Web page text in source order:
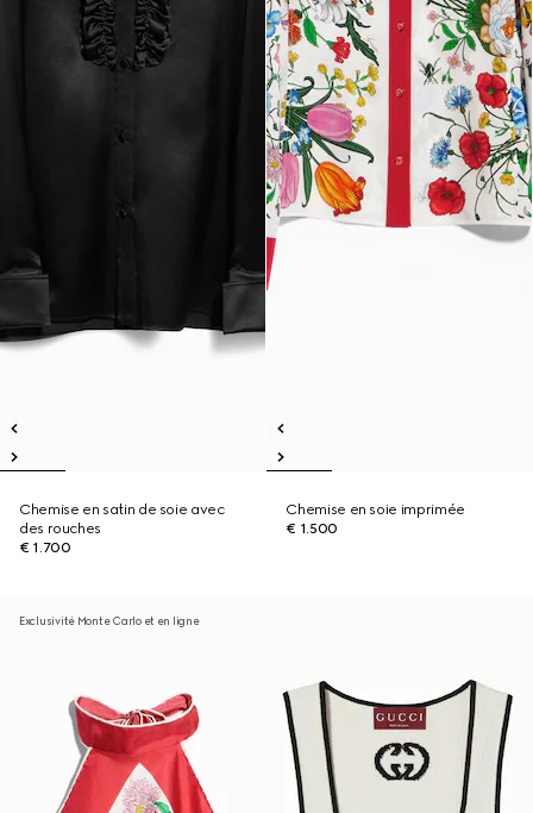
Chemise en satin de soie avec
des rouches
€ 1.700
Chemise en soie imprimée
€ 1.500
Exclusivité Monte Carlo et en ligne